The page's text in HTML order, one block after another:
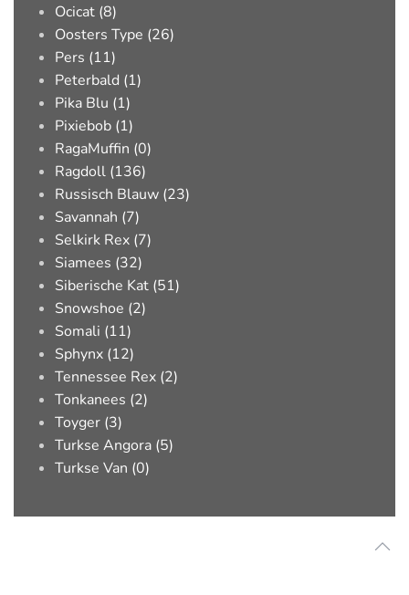
Ocicat (8)
Oosters Type (26)
Pers (11)
Peterbald (1)
Pika Blu (1)
Pixiebob (1)
RagaMuffin (0)
Ragdoll (136)
Russisch Blauw (23)
Savannah (7)
Selkirk Rex (7)
Siamees (32)
Siberische Kat (51)
Snowshoe (2)
Somali (11)
Sphynx (12)
Tennessee Rex (2)
Tonkanees (2)
Toyger (3)
Turkse Angora (5)
Turkse Van (0)